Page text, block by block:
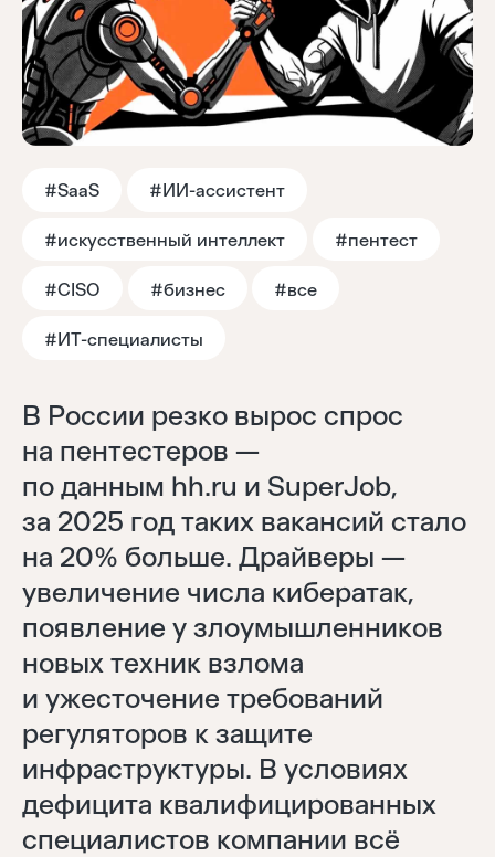
Аналитика
Моя лента
#SaaS #ИИ-ассистент
#искусственный интеллект #пентест
#CISO #бизнес #все
#ИТ-специалисты
В России резко вырос спрос
на пентестеров —
по данным hh.ru и SuperJob,
за 2025 год таких вакансий стало
на 20% больше. Драйверы —
увеличение числа кибератак,
появление у злоумышленников
новых техник взлома
и ужесточение требований
регуляторов к защите
инфраструктуры. В условиях
дефицита квалифицированных
специалистов компании всё